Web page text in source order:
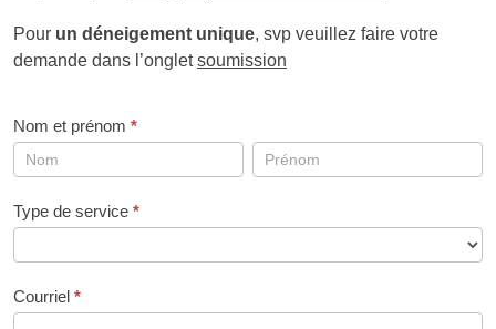
Pour un déneigement unique, svp veuillez faire votre
demande dans l’ongletsoumission
Nom et prénom *
Nom
et
prénom
Nom
et
Type de service *
Courriel *